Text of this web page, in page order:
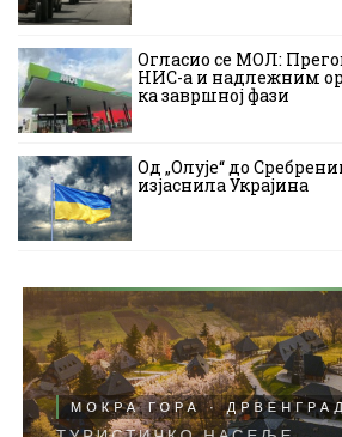
Огласио се МОЛ:
НИС-а и надлежним
ка завршној фази
Од „Олује“ до
изјаснила Украјина